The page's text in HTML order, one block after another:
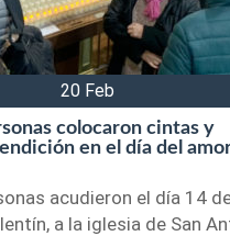
20 Feb
colocaron cintas y
en el día del
acudieron el día 14
a la iglesia de San